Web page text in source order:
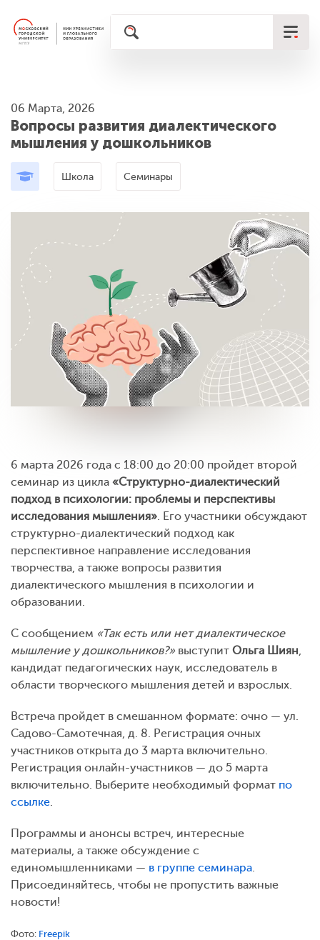
06 Марта, 2026
Вопросы развития диалектического
мышления у дошкольников
Школа Семинары
6 марта 2026 года с 18:00 до 20:00 пройдет второй
семинар из цикла «Структурно-диалектический
подход в психологии: проблемы и перспективы
исследования мышления». Его участники обсуждают
структурно-диалектический подход как
перспективное направление исследования
творчества, а также вопросы развития
диалектического мышления в психологии и
образовании.
С сообщением «Так есть или нет диалектическое
мышление у дошкольников?»выступит Ольга Шиян,
кандидат педагогических наук, исследователь в
области творческого мышления детей и взрослых.
Встреча пройдет в смешанном формате: очно — ул.
Садово-Самотечная, д. 8. Регистрация очных
участников открыта до 3 марта включительно.
Регистрация онлайн-участников — до 5 марта
включительно. Выберите необходимый формат по
ссылке.
Программы и анонсы встреч, интересные
материалы, а также обсуждение с
единомышленниками — в группе семинара.
Присоединяйтесь, чтобы не пропустить важные
новости!
Фото: Freepik